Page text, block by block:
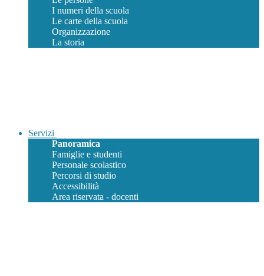
I numeri della scuola
Le carte della scuola
Organizzazione
La storia
Servizi
Panoramica
Famiglie e studenti
Personale scolastico
Percorsi di studio
Accessibilità
Area riservata - docenti